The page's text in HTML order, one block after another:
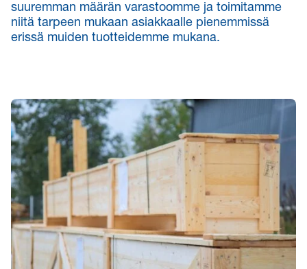
suuremman määrän varastoomme ja toimitamme
niitä tarpeen mukaan asiakkaalle pienemmissä
erissä muiden tuotteidemme mukana.